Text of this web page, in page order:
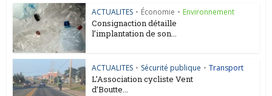
ACTUALITES • Économie • Environnement
Consignaction détaille
l’implantation de son...
ACTUALITES • Sécurité publique • Transport
L’Association cycliste Vent
d’Boutte...